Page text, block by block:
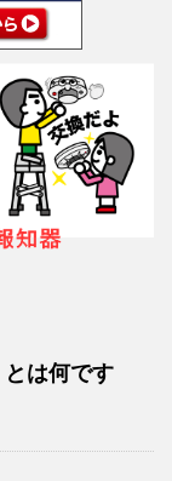
は何です